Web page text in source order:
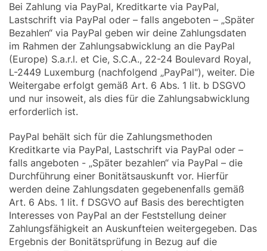
Bei Zahlung via PayPal, Kreditkarte via PayPal,
Lastschrift via PayPal oder – falls angeboten – „Später
Bezahlen“ via PayPal geben wir deine Zahlungsdaten
im Rahmen der Zahlungsabwicklung an die PayPal
(Europe) S.a.r.l. et Cie, S.C.A., 22-24 Boulevard Royal,
L-2449 Luxemburg (nachfolgend „PayPal"), weiter. Die
Weitergabe erfolgt gemäß Art. 6 Abs. 1 lit. b DSGVO
und nur insoweit, als dies für die Zahlungsabwicklung
erforderlich ist.
PayPal behält sich für die Zahlungsmethoden
Kreditkarte via PayPal, Lastschrift via PayPal oder –
falls angeboten - „Später bezahlen“ via PayPal – die
Durchführung einer Bonitätsauskunft vor. Hierfür
werden deine Zahlungsdaten gegebenenfalls gemäß
Art. 6 Abs. 1 lit. f DSGVO auf Basis des berechtigten
Interesses von PayPal an der Feststellung deiner
Zahlungsfähigkeit an Auskunfteien weitergegeben. Das
Ergebnis der Bonitätsprüfung in Bezug auf die